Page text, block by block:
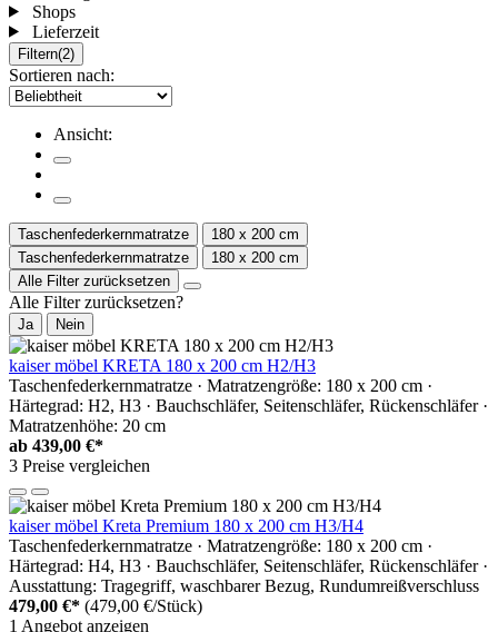
Shops
Lieferzeit
Filtern(2)
Sortieren nach:
Ansicht:
Taschenfederkernmatratze
180 x 200 cm
Taschenfederkernmatratze
180 x 200 cm
Alle Filter zurücksetzen
Alle Filter zurücksetzen?
Ja Nein
kaiser möbel KRETA 180 x 200 cm H2/H3
Taschenfederkernmatratze · Matratzengröße: 180 x 200 cm ·
Härtegrad: H2, H3 · Bauchschläfer, Seitenschläfer, Rückenschläfer ·
Matratzenhöhe: 20 cm
ab 439,00 €*
3 Preise vergleichen
kaiser möbel Kreta Premium 180 x 200 cm H3/H4
Taschenfederkernmatratze · Matratzengröße: 180 x 200 cm ·
Härtegrad: H4, H3 · Bauchschläfer, Seitenschläfer, Rückenschläfer ·
Ausstattung: Tragegriff, waschbarer Bezug, Rundumreißverschluss
479,00 €* (479,00 €/Stück)
1 Angebot anzeigen